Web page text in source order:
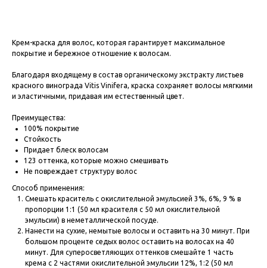
Крем-краска для волос, которая гарантирует максимальное
покрытие и бережное отношение к волосам.
Благодаря входящему в состав органическому экстракту листьев
красного винограда Vitis Vinifera, краска сохраняет волосы мягкими
и эластичными, придавая им естественный цвет.
Преимущества:
100% покрытие
Стойкость
Придает блеск волосам
123 оттенка, которые можно смешивать
Не повреждает структуру волос
Способ применения:
Cмешать краситель с окислительной эмульсией 3%, 6%, 9 % в
пропорции 1:1 (50 мл красителя с 50 мл окислительной
эмульсии) в неметаллической посуде.
Нанести на сухие, немытые волосы и оставить на 30 минут. При
большом проценте седых волос оставить на волосах на 40
минут. Для суперосветляющих оттенков смешайте 1 часть
крема с 2 частями окислительной эмульсии 12%, 1:2 (50 мл